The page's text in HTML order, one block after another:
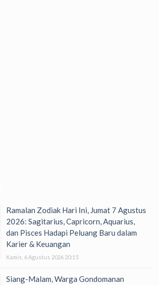
Ramalan Zodiak Hari Ini, Jumat 7 Agustus
2026: Sagitarius, Capricorn, Aquarius,
dan Pisces Hadapi Peluang Baru dalam
Karier & Keuangan
Kamis, 6 Agustus 2026 20:15
Siang-Malam, Warga Gondomanan